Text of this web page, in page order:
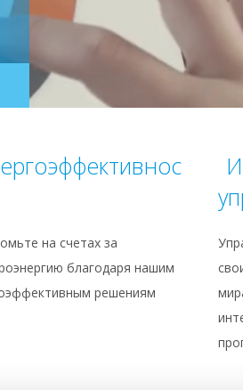
на счетах за
благодаря нашим
решениям